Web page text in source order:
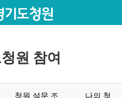
원 참여
청원 설문 조
나의 청